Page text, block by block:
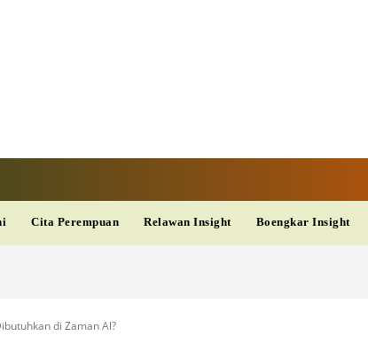
Cita Perempuan Relawan Insight Boengkar Insight
di Zaman Al?